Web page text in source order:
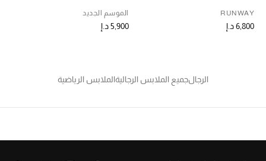
RUNWAY
6,800 د.إ
الموسم الجديد
5,900 د.إ
الرجالجميع الملابس الرجاليةالملابس الرياضية